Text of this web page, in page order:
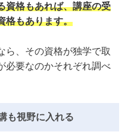
資格もあれば、講座の受
格もあります。
ら、その資格が独学で取
必要なのかそれぞれ調べ
も視野に入れる